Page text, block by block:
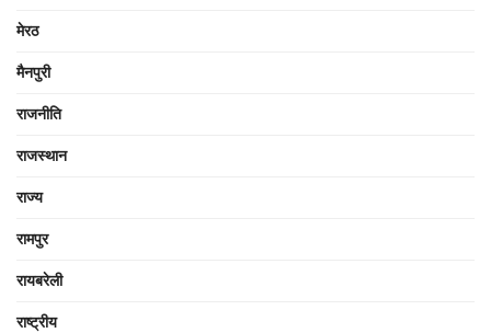
मेरठ
मैनपुरी
राजनीति
राजस्थान
राज्य
रामपुर
रायबरेली
राष्ट्रीय